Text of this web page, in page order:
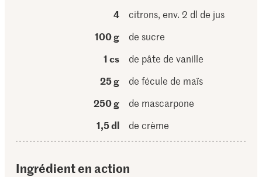
4
citrons, env. 2 dl de jus
100 g
de sucre
1 cs
de pâte de vanille
25 g
de fécule de maïs
250 g
de mascarpone
1,5 dl
de crème
Ingrédient en action